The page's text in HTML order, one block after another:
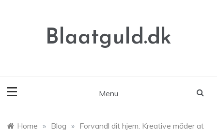
Blaatguld.dk
Menu
Home » Blog » Forvandl dit hjem: Kreative måder at